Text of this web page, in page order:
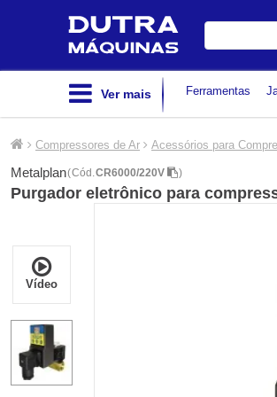
Ver mais Ferramentas
Compressores de Ar Acessórios para
Metalplan(Cód. CR6000/220V )
Purgador eletrônico para
Vídeo